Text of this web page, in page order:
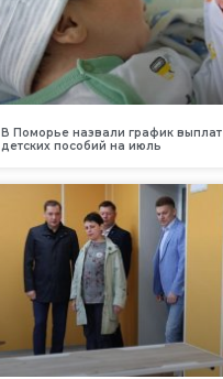
В Поморье назвали график выплат
детских пособий на июль